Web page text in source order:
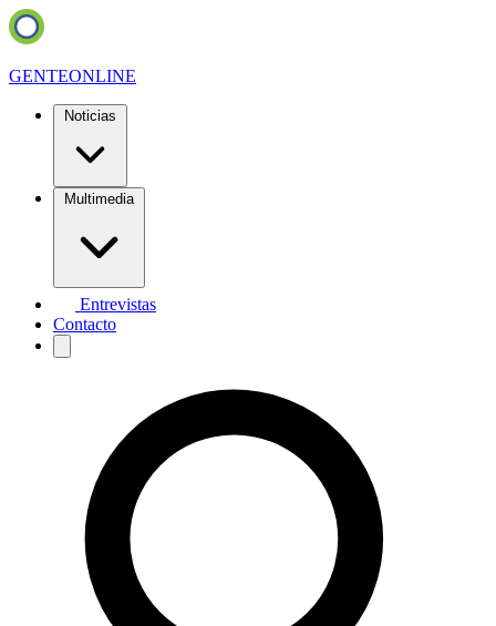
GENTEONLINE
Noticias
Multimedia
Entrevistas
Contacto